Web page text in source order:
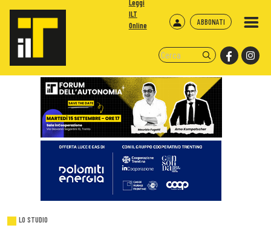
ABBONATI
Leggi
ILT
Online
LO STUDIO